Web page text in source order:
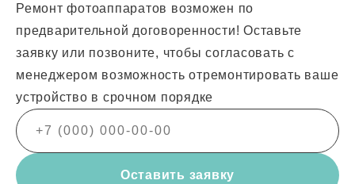
Ремонт фотоаппаратов возможен по
предварительной договоренности! Оставьте
заявку или позвоните, чтобы согласовать с
менеджером возможность отремонтировать ваше
устройство в срочном порядке
Оставить заявку